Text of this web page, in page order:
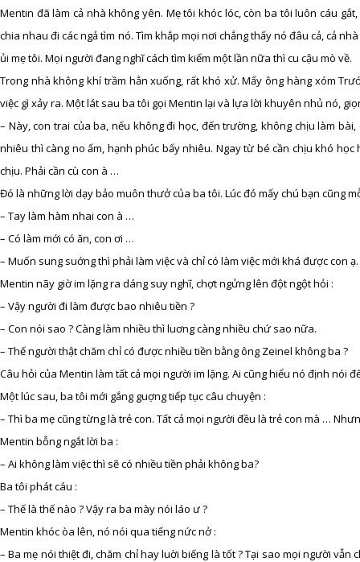
Mentin đã làm cả nhà không yên. Mẹ tôi khóc lóc, còn ba tôi luôn cáu
chia nhau đi các ngả tìm nó. Tìm khắp mọi nơi chẳng thấy nó đâu cả, cả
ủi mẹ tôi. Mọi người đang nghĩ cách tìm kiếm một lần nữa thì cu cậu mò về.
Trong nhà không khí trầm hẳn xuống, rất khó xử. Mấy ông hàng xóm
việc gì xảy ra. Một lát sau ba tôi gọi Mentin lại và lựa lời khuyên nhủ nó,
– Này, con trai của ba, nếu không đi học, đến trường, không chịu làm
nhiêu thì càng no ấm, hạnh phúc bấy nhiêu. Ngay từ bé cần chịu khó
chịu. Phải cần cù con à …
Đó là những lời dạy bảo muôn thưở của ba tôi. Lúc đó mấy chú bạn cũng
– Tay làm hàm nhai con à …
– Có làm mới có ăn, con ơi …
– Muốn sung suớng thì phải làm việc và chỉ có làm việc mới khá được con
Mentin nãy giờ im lặng ra dáng suy nghĩ, chợt ngửng lên đột ngột hỏi :
– Vậy người đi làm được bao nhiêu tiền ?
– Con nói sao ? Càng làm nhiều thì luơng càng nhiều chứ sao nữa.
– Thế người thật chăm chỉ có được nhiều tiền bằng ông Zeinel không ba ?
Câu hỏi của Mentin làm tất cả mọi người im lặng. Ai cũng hiểu nó định nói
Một lúc sau, ba tôi mới gắng guợng tiếp tục câu chuyện :
– Thì ba mẹ cũng từng là trẻ con. Tất cả mọi người đều là trẻ con mà …
Mentin bỗng ngắt lời ba :
– Ai không làm việc thì sẽ có nhiều tiền phải không ba?
Ba tôi phát cáu :
– Thế là thế nào ? Vậy ra ba mày nói láo ư ?
Mentin khóc òa lên, nó nói qua tiếng nức nở :
– Ba mẹ nói thiệt đi, chăm chỉ hay luời biếng là tốt ? Tại sao mọi người